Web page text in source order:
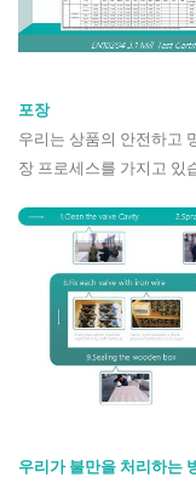
포장
우리는 상품의 안전하고
장 프로세스를 가지고 있
우리가 불만을 처리하는